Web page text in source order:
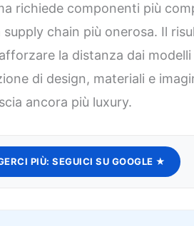
richiede componenti più
chain più onerosa. Il
la distanza dai modelli
di design, materiali e
ancora più luxury.
PIÙ: SEGUICI SU GOOGLE ★